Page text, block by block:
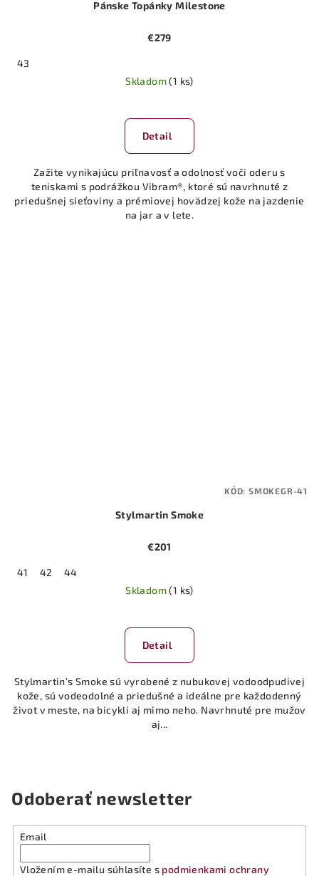
Pánske Topánky Milestone
€279
43
Skladom(1 ks)
Detail
Zažite vynikajúcu priľnavosť a odolnosť voči oderu s
teniskami s podrážkou Vibram®, ktoré sú navrhnuté z
priedušnej sieťoviny a prémiovej hovädzej kože na jazdenie
na jar a v lete.
Stylmartin Smoke
€201
41 42
44
Skladom(1 ks)
Detail
Stylmartin’s Smoke sú vyrobené z nubukovej vodoodpudivej
kože, sú vodeodolné a priedušné a ideálne pre každodenný
život v meste, na bicykli aj mimo neho. Navrhnuté pre mužov
aj...
KÓD: SMOKEGR-41
Odoberať newsletter
Email
Vložením e-mailu súhlasíte s podmienkami ochrany